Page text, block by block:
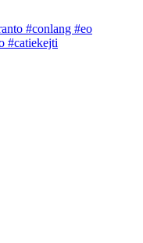
#conlang #eo
#catiekejti